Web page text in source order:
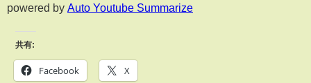
powered by Auto Youtube Summarize
共有:
Facebook X